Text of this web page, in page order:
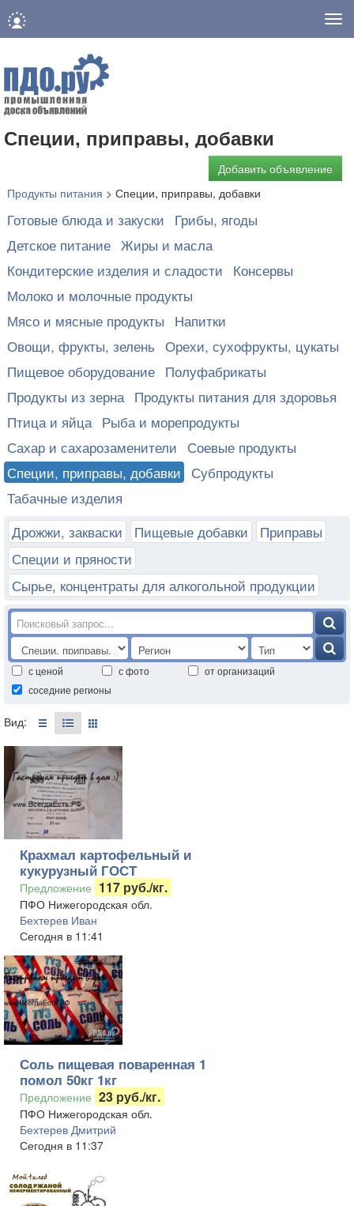
Специи, приправы, добавки
Добавить объявление
Продукты питания > Специи, приправы, добавки
Готовые блюда и закуски Грибы, ягоды
Детское питание Жиры и масла
Кондитерские изделия и сладости Консервы
Молоко и молочные продукты
Мясо и мясные продукты Напитки
Овощи, фрукты, зелень Орехи, сухофрукты, цукаты
Пищевое оборудование Полуфабрикаты
Продукты из зерна Продукты питания для здоровья
Птица и яйца Рыба и морепродукты
Сахар и сахарозаменители Соевые продукты
Специи, приправы, добавки Субпродукты
Табачные изделия
Дрожжи, закваски
Пищевые добавки
Приправы
Специи и пряности
Сырье, концентраты для алкогольной продукции
с ценой с фото
от организаций
соседние регионы
Вид:
Крахмал картофельный и
кукурузный ГОСТ
Предложение 117 руб./кг.
ПФО Нижегородская обл.
Бехтерев Иван
Сегодня в 11:41
Соль пищевая поваренная 1
помол 50кг 1кг
Предложение 23 руб./кг.
ПФО Нижегородская обл.
Бехтерев Дмитрий
Сегодня в 11:37